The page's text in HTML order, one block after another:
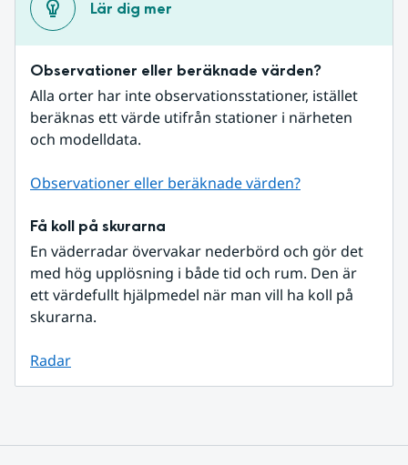
Lär dig mer
Observationer eller beräknade värden?
Alla orter har inte observationsstationer, istället
beräknas ett värde utifrån stationer i närheten
och modelldata.
Observationer eller beräknade värden?
Få koll på skurarna
En väderradar övervakar nederbörd och gör det
med hög upplösning i både tid och rum. Den är
ett värdefullt hjälpmedel när man vill ha koll på
skurarna.
Radar